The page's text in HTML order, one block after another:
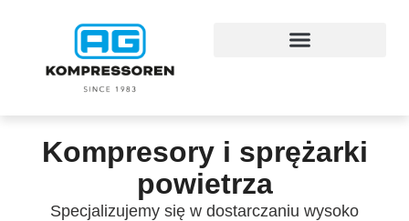
Kompresory i sprężarki
powietrza
Specjalizujemy się w dostarczaniu wysoko